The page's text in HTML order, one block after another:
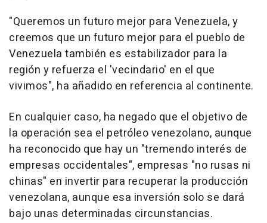
"Queremos un futuro mejor para Venezuela, y
creemos que un futuro mejor para el pueblo de
Venezuela también es estabilizador para la
región y refuerza el 'vecindario' en el que
vivimos", ha añadido en referencia al continente.
En cualquier caso, ha negado que el objetivo de
la operación sea el petróleo venezolano, aunque
ha reconocido que hay un "tremendo interés de
empresas occidentales", empresas "no rusas ni
chinas" en invertir para recuperar la producción
venezolana, aunque esa inversión solo se dará
bajo unas determinadas circunstancias.